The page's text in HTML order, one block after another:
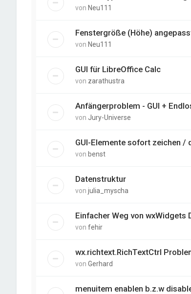
von Neu111
Fenstergröße (Höhe)
von Neu111
GUI für LibreOffice Calc
von zarathustra
Anfängerproblem - GUI +
von Jury-Universe
GUI-Elemente sofort zeichen /
von benst
Datenstruktur
von julia_myscha
Einfacher Weg von wxWidgets
von fehir
wx.richtext.RichTextCtrl
von Gerhard
menuitem enablen b.z.w